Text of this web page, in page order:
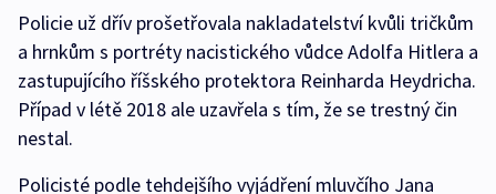
Policie už dřív prošetřovala nakladatelství kvůli tričkům
a hrnkům s portréty nacistického vůdce Adolfa Hitlera a
zastupujícího říšského protektora Reinharda Heydricha.
Případ v létě 2018 ale uzavřela s tím, že se trestný čin
nestal.
Policisté podle tehdejšího vyjádření mluvčího Jana